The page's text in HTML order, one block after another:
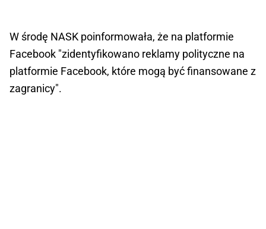
W środę NASK poinformowała, że na platformie
Facebook "zidentyfikowano reklamy polityczne na
platformie Facebook, które mogą być finansowane z
zagranicy".